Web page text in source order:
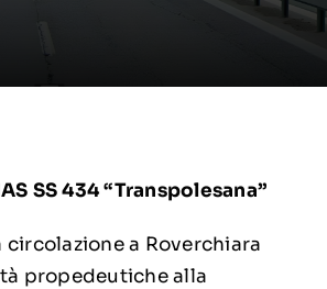
SS 434 “Transpolesana”
a Roverchiara
propedeutiche alla